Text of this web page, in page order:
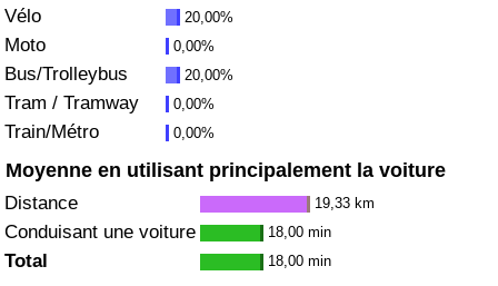
Vélo 20,00%
Moto 0,00%
Bus/Trolleybus 20,00%
Tram / Tramway 0,00%
Train/Métro 0,00%
Moyenne en utilisant principalement la voiture
Distance 19,33 km
Conduisant une voiture 18,00 min
Total 18,00 min
Trafic
Indice de Trafic
Indice de Trafic (Actuel)
Indice de Trafic par Pays